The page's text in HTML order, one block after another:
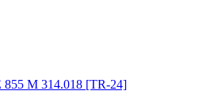
855 M 314.018 [TR-24]